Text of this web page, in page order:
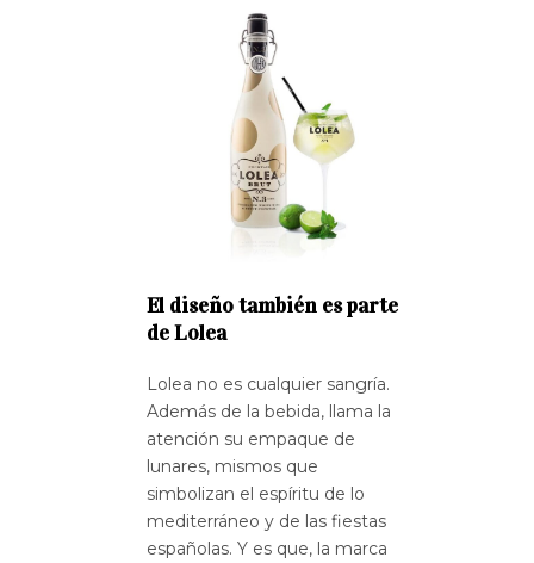
El diseño también es parte
de Lolea
Lolea no es cualquier sangría.
Además de la bebida, llama la
atención su empaque de
lunares, mismos que
simbolizan el espíritu de lo
mediterráneo y de las fiestas
españolas. Y es que, la marca